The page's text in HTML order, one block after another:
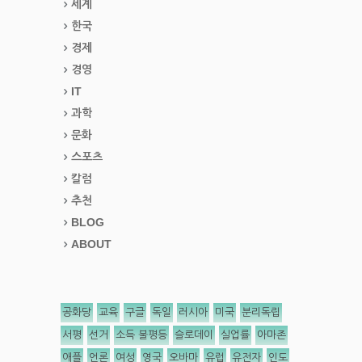
세계
한국
경제
경영
IT
과학
문화
스포츠
칼럼
추천
BLOG
ABOUT
공화당 교육 구글 독일 러시아 미국 분리독립
서평 선거 소득 불평등 슬로데이 실업률 아마존
애플 언론 여성 영국 오바마 유럽 유전자 인도